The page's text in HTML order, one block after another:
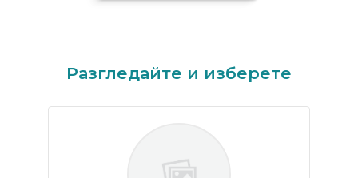
Разгледайте и изберете